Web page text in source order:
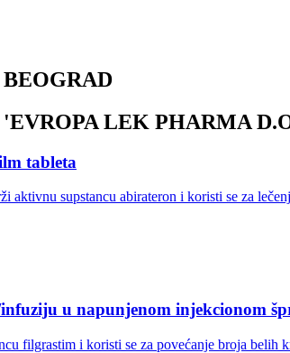
'EVROPA LEK PHARMA
tableta
supstancu abirateron i koristi se za
u napunjenom injekcionom
filgrastim i koristi se za povećanje broja belih